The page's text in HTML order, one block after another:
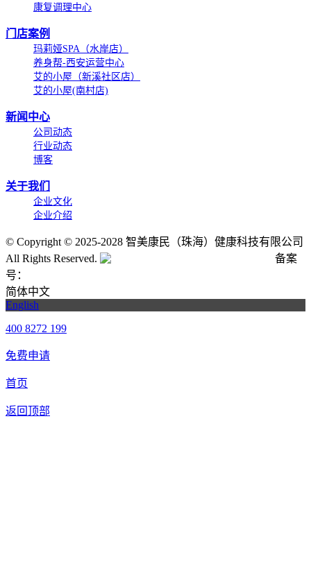
康复调理中心
门店案例
玛莉娅SPA（水岸店）
养身帮-西安运营中心
艾的小屋（新溪社区店）
艾的小屋(南村店)
新闻中心
公司动态
行业动态
博客
关于我们
企业文化
企业介绍
© Copyright © 2025-2028 智美康民（珠海）健康科技有限公司
All Rights Reserved.
备案
号：
简体中文
English
400 8272 199
免费申请
首页
返回顶部